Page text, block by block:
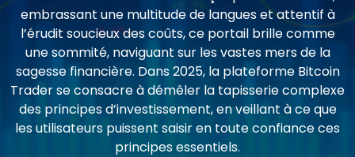
embrassant une multitude de langues et attentif à
l’érudit soucieux des coûts, ce portail brille comme
une sommité, naviguant sur les vastes mers de la
sagesse financière. Dans 2025, la plateforme Bitcoin
Trader se consacre à démêler la tapisserie complexe
des principes d’investissement, en veillant à ce que
les utilisateurs puissent saisir en toute confiance ces
principes essentiels.